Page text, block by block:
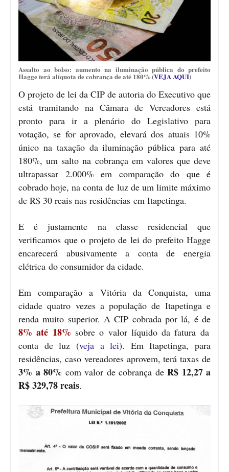
Assalto ao bolso: aumento na iluminação pública do prefeito
Hagge terá alíquota de cobrança de até 180% (VEJA AQUI)
O projeto de lei da CIP de autoria do Executivo que
está tramitando na Câmara de Vereadores está
pronto para ir a plenário do Legislativo para
votação, se for aprovado, elevará dos atuais 10%
único na taxação da iluminação pública para até
180%, um salto na cobrança em valores que deve
ultrapassar 2.000% em comparação do que é
cobrado hoje, na conta de luz de um limite máximo
de R$ 30 reais nas residências em Itapetinga.
E é justamente na classe residencial que
verificamos que o projeto de lei do prefeito Hagge
encarecerá abusivamente a conta de energia
elétrica do consumidor da cidade.
Em comparação a Vitória da Conquista, uma
cidade quatro vezes a população de Itapetinga e
renda muito superior. A CIP cobrada por lá, é de
8% até 18% sobre o valor líquido da fatura da
conta de luz (veja a lei). Em Itapetinga, para
residências, caso vereadores aprovem, terá taxas de
3% a 80% com valor de cobrança de R$ 12,27 a
R$ 329,78 reais.